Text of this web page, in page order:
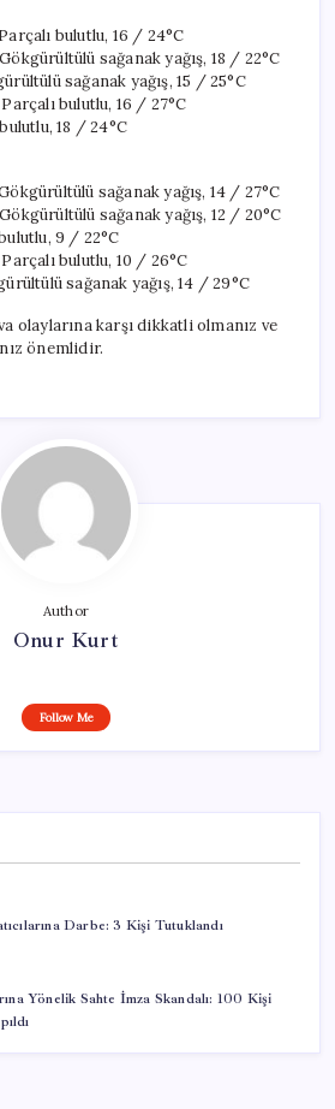
bulutlu, 16 / 24°C
sağanak yağış, 18 / 22°C
sağanak yağış, 15 / 25°C
bulutlu, 16 / 27°C
18 / 24°C
sağanak yağış, 14 / 27°C
sağanak yağış, 12 / 20°C
9 / 22°C
bulutlu, 10 / 26°C
sağanak yağış, 14 / 29°C
olaylarına karşı dikkatli olmanız ve
önemlidir.
Author
Onur Kurt
Follow Me
Darbe: 3 Kişi Tutuklandı
Yönelik Sahte İmza Skandalı: 100 Kişi